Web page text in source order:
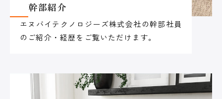
幹部紹介
エヌバイテクノロジーズ株式会社の幹部社員
のご紹介・経歴をご覧いただけます。